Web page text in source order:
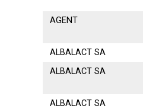
AGENT
ALBALACT SA
ALBALACT SA
ALBALACT SA